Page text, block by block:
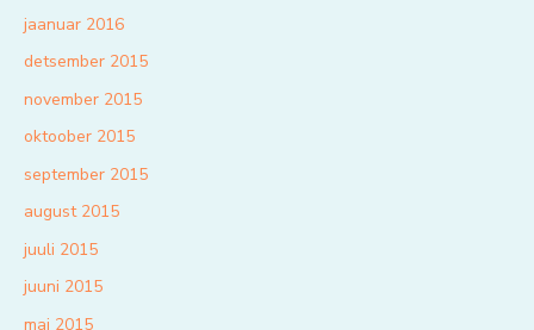
jaanuar 2016
detsember 2015
november 2015
oktoober 2015
september 2015
august 2015
juuli 2015
juuni 2015
mai 2015